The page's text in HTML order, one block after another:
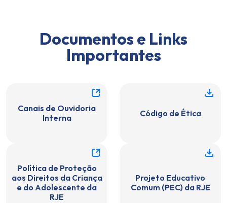
Documentos e Links
Importantes
Canais de Ouvidoria
Interna
Código de Ética
Política de Proteção
aos Direitos da Criança
e do Adolescente da
RJE
Projeto Educativo
Comum (PEC) da RJE